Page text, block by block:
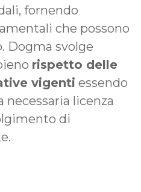
fornendo
che possono
Dogma svolge
rispetto delle
vigenti essendo
licenza
di